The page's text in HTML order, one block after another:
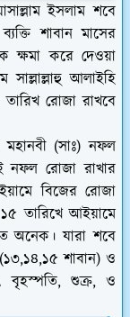
ইসলাম শবে
শাবান মাসের
ক্ষমা করে দেওয়া
আলাইহি
তারিখ রোজা রাখবে
(সাঃ) নফল
নফল রোজা রাখার
বিজের রোজা
তারিখে আইয়ামে
অনেক। যারা শবে
শাবান) ও
বৃহস্পতি, শুক্র, ও